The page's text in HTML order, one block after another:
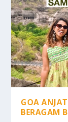
GOA
BERAGAM